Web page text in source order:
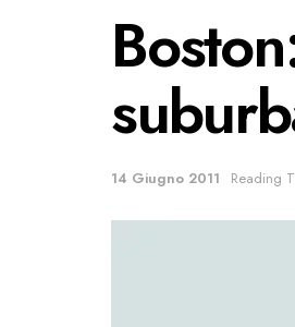
14 Giugno 2011 Reading